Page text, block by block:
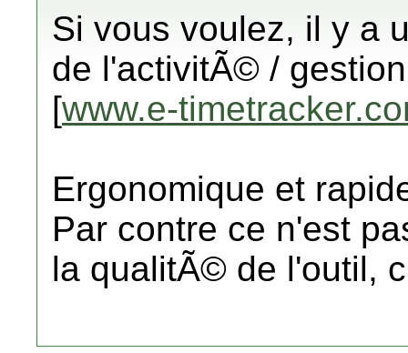
Si vous voulez, il y a
de l'activitÃ© /
[www.e-
Ergonomique et
Par contre ce n'est
la qualitÃ© de l'outil,